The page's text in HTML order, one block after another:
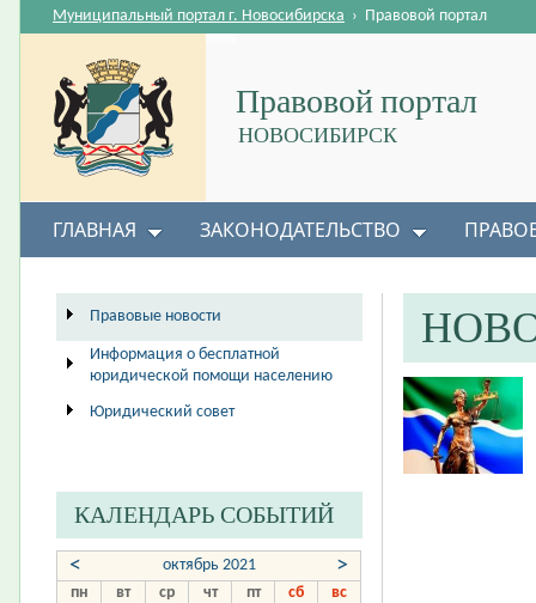
Правовой портал
НОВОСИБИРСК
Муниципальный портал г. Новосибирска › Правовой портал
ГЛАВНАЯ ЗАКОНОДАТЕЛЬСТВО
Правовые новости
Информация о бесплатной
юридической помощи населению
Юридический совет
КАЛЕНДАРЬ СОБЫТИЙ
< октябрь 2021 >
пн вт ср чт пт сб
вс